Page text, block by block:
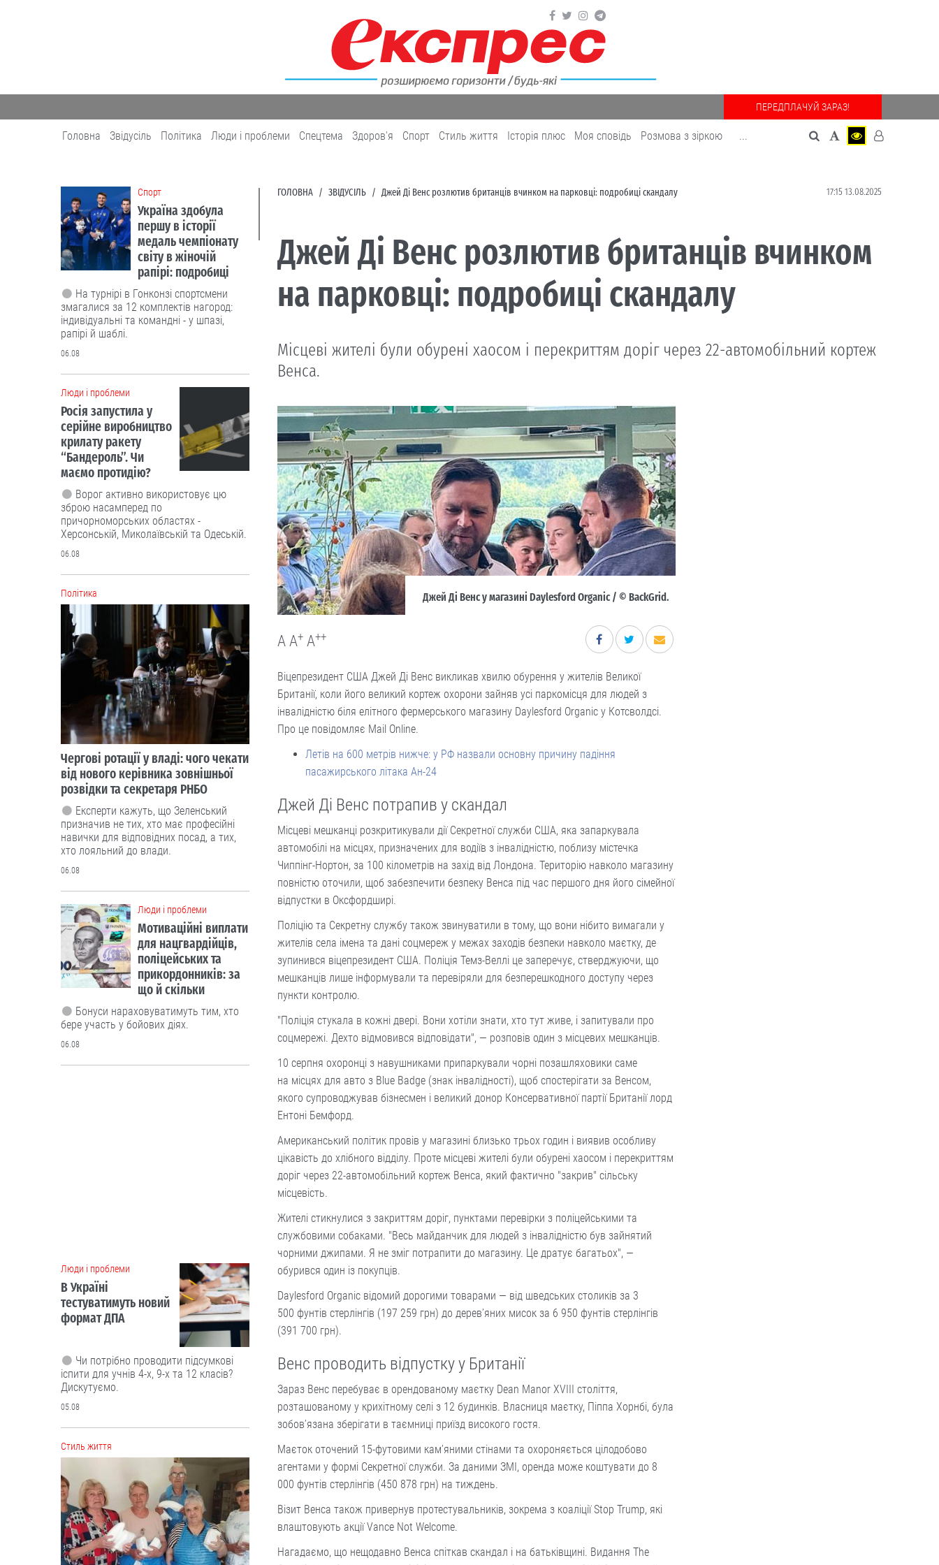
ПЕРЕДПЛАЧУЙ ЗАРАЗ!
Головна Звідусіль Політика Люди і проблеми Спецтема Здоров'я Cпорт Cтиль життя Історія плюс Моя сповідь Розмова з зіркою ...
ГОЛОВНА ЗВІДУСІЛЬ Джей Ді Венс розлютив британців вчинком на парковці: подробиці скандалу 17:15 13.08.2025
Джей Ді Венс розлютив британців вчинком
на парковці: подробиці скандалу
Місцеві жителі були обурені хаосом і перекриттям доріг через 22-автомобільний кортеж
Венса.
Джей Ді Венс у магазині Daylesford Organic / © BackGrid.
A A+ A++
Віцепрезидент США Джей Ді Венс викликав хвилю обурення у жителів Великої
Британії, коли його великий кортеж охорони зайняв усі паркомісця для людей з
інвалідністю біля елітного фермерського магазину Daylesford Organic у Котсволдсі.
Про це повідомляє Mail Online.
Летів на 600 метрів нижче: у РФ назвали основну причину падіння
пасажирського літака Ан-24
Джей Ді Венс потрапив у скандал
Місцеві мешканці розкритикували дії Секретної служби США, яка запаркувала
автомобілі на місцях, призначених для водіїв з інвалідністю, поблизу містечка
Чиппінг-Нортон, за 100 кілометрів на захід від Лондона. Територію навколо магазину
повністю оточили, щоб забезпечити безпеку Венса під час першого дня його сімейної
відпустки в Оксфордширі.
Поліцію та Секретну службу також звинуватили в тому, що вони нібито вимагали у
жителів села імена та дані соцмереж у межах заходів безпеки навколо маєтку, де
зупинився віцепрезидент США. Поліція Темз-Веллі це заперечує, стверджуючи, що
мешканців лише інформували та перевіряли для безперешкодного доступу через
пункти контролю.
"Поліція стукала в кожні двері. Вони хотіли знати, хто тут живе, і запитували про
соцмережі. Дехто відмовився відповідати", — розповів один з місцевих мешканців.
10 серпня охоронці з навушниками припаркували чорні позашляховики саме
на місцях для авто з Blue Badge (знак інвалідності), щоб спостерігати за Венсом,
якого супроводжував бізнесмен і великий донор Консервативної партії Британії лорд
Ентоні Бемфорд.
Американський політик провів у магазині близько трьох годин і виявив особливу
цікавість до хлібного відділу. Проте місцеві жителі були обурені хаосом і перекриттям
доріг через 22-автомобільний кортеж Венса, який фактично "закрив" сільську
місцевість.
Жителі стикнулися з закриттям доріг, пунктами перевірки з поліцейськими та
службовими собаками. "Весь майданчик для людей з інвалідністю був зайнятий
чорними джипами. Я не зміг потрапити до магазину. Це дратує багатьох", —
обурився один із покупців.
Daylesford Organic відомий дорогими товарами — від шведських столиків за 3
500 фунтів стерлінгів (197 259 грн) до дерев’яних мисок за 6 950 фунтів стерлінгів
(391 700 грн).
Венс проводить відпустку у Британії
Зараз Венс перебуває в орендованому маєтку Dean Manor XVIII століття,
розташованому у крихітному селі з 12 будинків. Власниця маєтку, Піппа Хорнбі, була
зобов’язана зберігати в таємниці приїзд високого гостя.
Маєток оточений 15-футовими кам’яними стінами та охороняється цілодобово
агентами у формі Секретної служби. За даними ЗМІ, оренда може коштувати до 8
000 фунтів стерлінгів (450 878 грн) на тиждень.
Візит Венса також привернув протестувальників, зокрема з коаліції Stop Trump, які
влаштовують акції Vance Not Welcome.
Нагадаємо, що нещодавно Венса спіткав скандал і на батьківщині. Видання The
Cпорт
Україна здобула
першу в історії
медаль чемпіонату
світу в жіночій
рапірі: подробиці
На турнірі в Гонконзі спортсмени
змагалися за 12 комплектів нагород:
індивідуальні та командні - у шпазі,
рапірі й шаблі.
06.08
Люди і проблеми
Росія запустила у
серійне виробництво
крилату ракету
“Бандероль”. Чи
маємо протидію?
Ворог активно використовує цю
зброю насамперед по
причорноморських областях -
Херсонській, Миколаївській та Одеській.
06.08
Політика
Чергові ротації у владі: чого чекати
від нового керівника зовнішньої
розвідки та секретаря РНБО
Експерти кажуть, що Зеленський
призначив не тих, хто має професійні
навички для відповідних посад, а тих,
хто лояльний до влади.
06.08
Люди і проблеми
Мотиваційні виплати
для нацгвардійців,
поліцейських та
прикордонників: за
що й скільки
Бонуси нараховуватимуть тим, хто
бере участь у бойових діях.
06.08
“Це не розкіш, а необхідність”.
Буковинські активісти власноруч
виготовили вже тисячі ящиків
вологих серветок для передової
Ініціатором цієї справи став
військовий лікар Володимир Миколів.
05.08